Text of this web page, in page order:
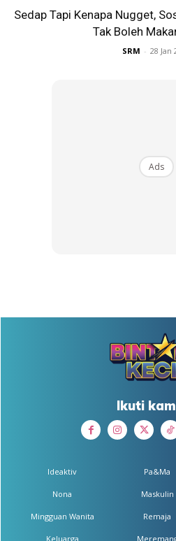
menggunakan sabun untuk
itu saja, dia turut menggosok
Sedap Tapi Kenapa Nugget,
Tak Boleh
SRM - 28 Jan
Ads
Ikuti
Ideaktiv
Nona
Mingguan Wanita
Keluarga
Pa&Ma
Maskulin
Remaja